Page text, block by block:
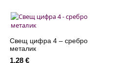
сребро
металик
Свещ цифра 4 – сребро
металик
1,28 €